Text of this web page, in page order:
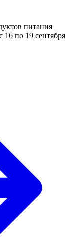
питания
16 по 19 сентября